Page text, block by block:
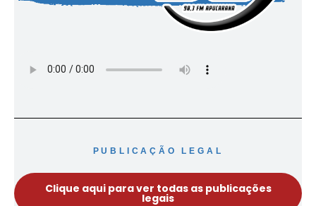
PUBLICAÇÃO LEGAL
Clique aqui para ver todas as publicações
legais